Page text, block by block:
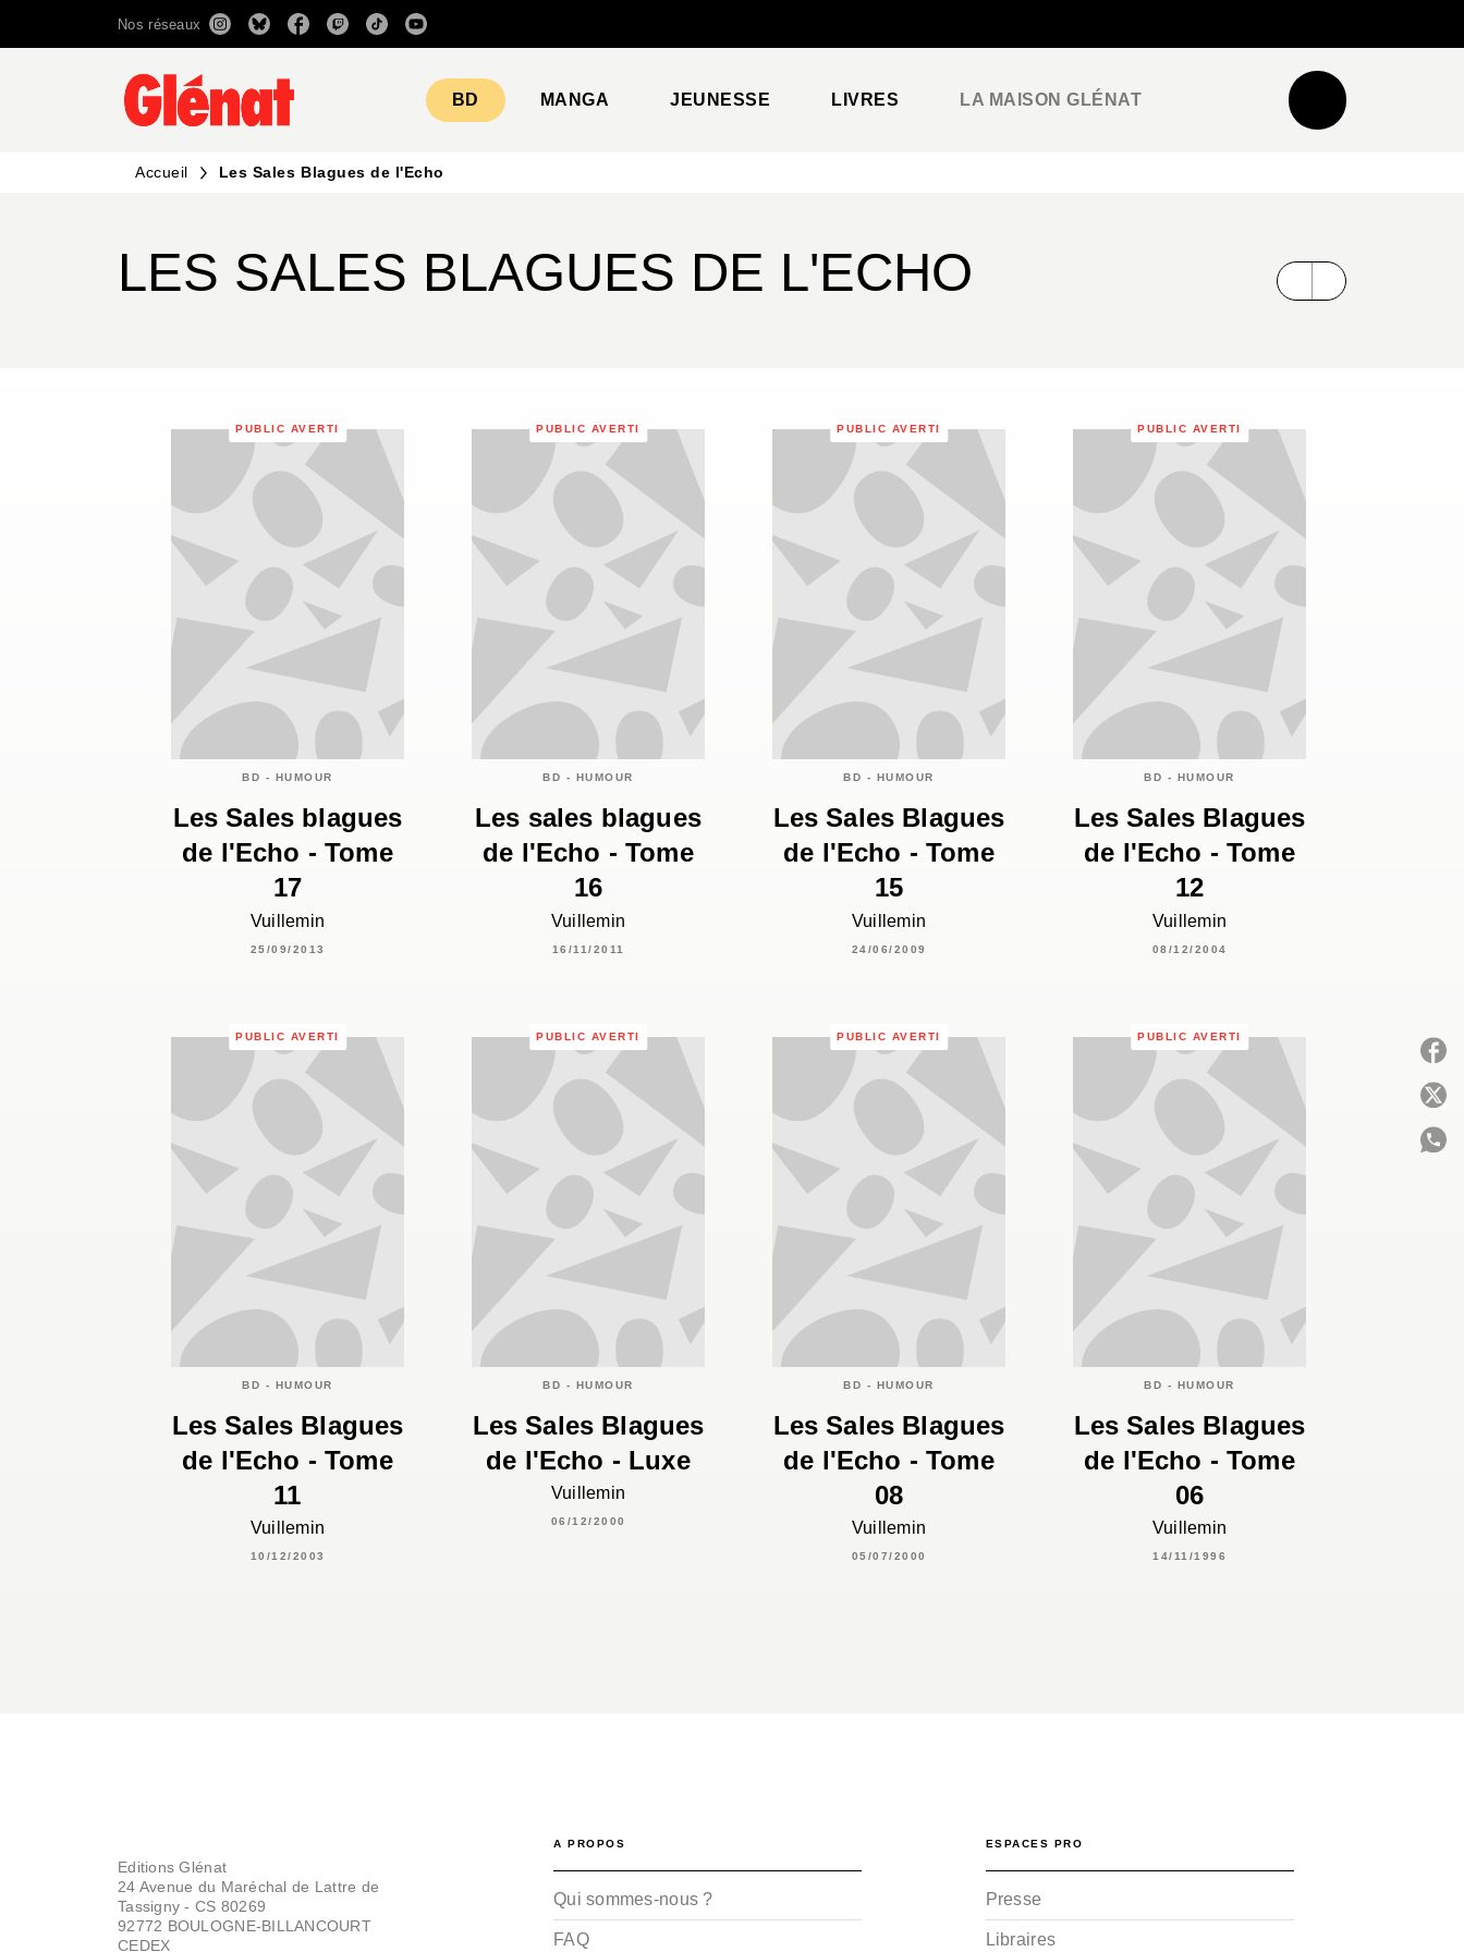
RECHERCHE CONTENU
Nos réseaux
BD MANGA JEUNESSE LIVRES LA MAISON GLÉNAT
Accueil Les Sales Blagues de l'Echo
LES SALES BLAGUES DE L'ECHO
PUBLIC AVERTI
BD - HUMOUR
Les Sales blagues
de l'Echo - Tome
17
Vuillemin
25/09/2013
PUBLIC AVERTI
BD - HUMOUR
Les sales blagues
de l'Echo - Tome
16
Vuillemin
16/11/2011
PUBLIC AVERTI
BD - HUMOUR
Les Sales Blagues
de l'Echo - Tome
15
Vuillemin
24/06/2009
PUBLIC AVERTI
BD - HUMOUR
Les Sales Blagues
de l'Echo - Tome
12
Vuillemin
08/12/2004
PUBLIC AVERTI
BD - HUMOUR
Les Sales Blagues
de l'Echo - Tome
11
Vuillemin
10/12/2003
PUBLIC AVERTI
BD - HUMOUR
Les Sales Blagues
de l'Echo - Luxe
Vuillemin
06/12/2000
PUBLIC AVERTI
BD - HUMOUR
Les Sales Blagues
de l'Echo - Tome
08
Vuillemin
05/07/2000
PUBLIC AVERTI
BD - HUMOUR
Les Sales Blagues
de l'Echo - Tome
06
Vuillemin
14/11/1996
Editions Glénat
24 Avenue du Maréchal de Lattre de
Tassigny - CS 80269
92772 BOULOGNE-BILLANCOURT
CEDEX
A PROPOS
Qui sommes-nous ?
FAQ
ESPACES PRO
Presse
Libraires